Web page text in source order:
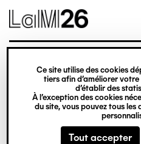
Gestion des cookies
Ce site utilise des cookies
tiers afin d’améliorer
d’établir des
À l’exception des cookies
du site, vous pouvez tous les
Tout accepter
contenu